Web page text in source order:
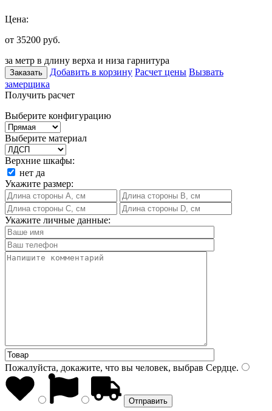
Цена:
от 35200 руб.
за метр в длину верха и низа гарнитура
Заказать Добавить в корзину Расчет цены Вызвать
замерщика
Получить расчет
Выберите конфигурацию
Выберите материал
Верхние шкафы:
нет да
Укажите размер:
Укажите личные данные:
Пожалуйста, докажите, что вы человек, выбрав Сердце.